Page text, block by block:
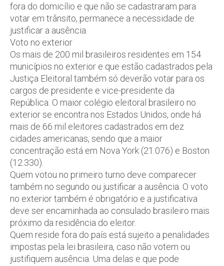
fora do domicílio e que não se cadastraram para
votar em trânsito, permanece a necessidade de
justificar a ausência.
Voto no exterior
Os mais de 200 mil brasileiros residentes em 154
municípios no exterior e que estão cadastrados pela
Justiça Eleitoral também só deverão votar para os
cargos de presidente e vice-presidente da
República. O maior colégio eleitoral brasileiro no
exterior se encontra nos Estados Unidos, onde há
mais de 66 mil eleitores cadastrados em dez
cidades americanas, sendo que a maior
concentração está em Nova York (21.076) e Boston
(12.330).
Quem votou no primeiro turno deve comparecer
também no segundo ou justificar a ausência. O voto
no exterior também é obrigatório e a justificativa
deve ser encaminhada ao consulado brasileiro mais
próximo da residência do eleitor.
Quem reside fora do país está sujeito a penalidades
impostas pela lei brasileira, caso não votem ou
justifiquem ausência. Uma delas e que pode